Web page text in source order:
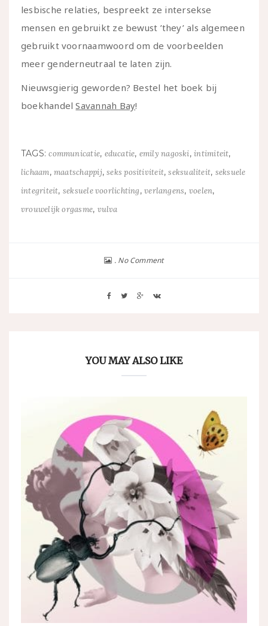
lesbische relaties, bespreekt ze intersekse
mensen en gebruikt ze bewust ’they’ als algemeen
gebruikt voornaamwoord om de voorbeelden
meer genderneutraal te laten zijn.
Nieuwsgierig geworden? Bestel het boek bij
boekhandelSavannah Bay!
TAGS:communicatie, educatie, emily nagoski,intimiteit,
lichaam,maatschappij,seks positiviteit,seksualiteit, seksuele
integriteit, seksuele voorlichting,verlangens, voelen,
vrouwelijk orgasme, vulva
No Comment
YOU MAY ALSO LIKE